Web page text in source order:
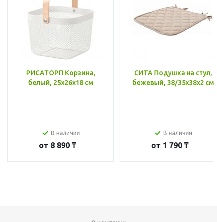
РИСАТОРП Корзина,
белый, 25x26x18 см
В наличии
от 8 890 ₸
СИТА Подушка на стул,
бежевый, 38/35x38x2 см
В наличии
от 1 790 ₸